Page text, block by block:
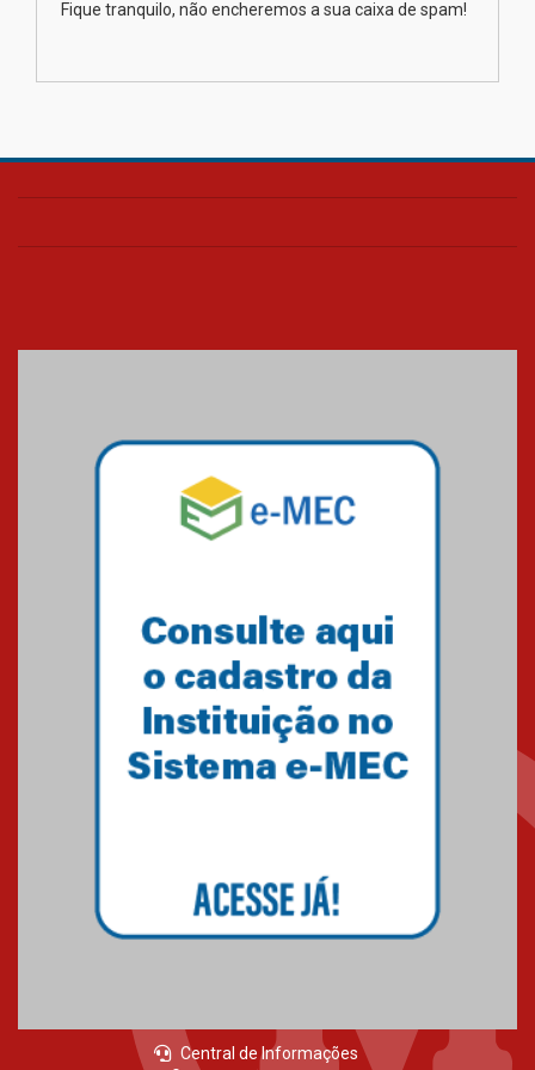
Transformadora reúne
Fique tranquilo, não encheremos a sua caixa de spam!
Central de Informações